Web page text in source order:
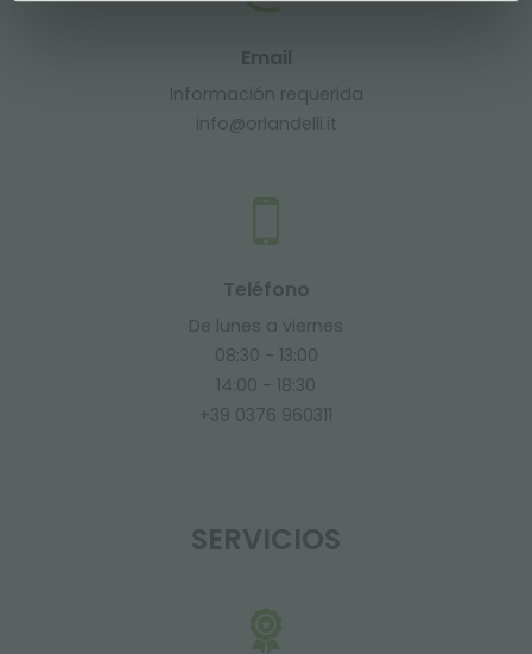
Email
Información requerida
info@orlandelli.it
Teléfono
De lunes a viernes
08:30 - 13:00
14:00 - 18:30
+39 0376 960311
SERVICIOS